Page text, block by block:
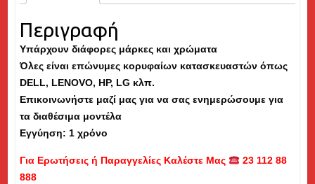
Περιγραφή
Υπάρχουν διάφορες μάρκες και χρώματα
Όλες είναι επώνυμες κορυφαίων κατασκευαστών όπως
DELL, LENOVO, HP, LG κλπ.
Επικοινωνήστε μαζί μας για να σας ενημερώσουμε για
τα διαθέσιμα μοντέλα
Εγγύηση: 1 χρόνο
Για Ερωτήσεις ή Παραγγελίες Καλέστε Μας
23 112 88
888